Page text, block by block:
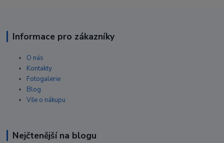
Informace pro zákazníky
O nás
Kontakty
Fotogalerie
Blog
Vše o nákupu
Nejčtenější na blogu